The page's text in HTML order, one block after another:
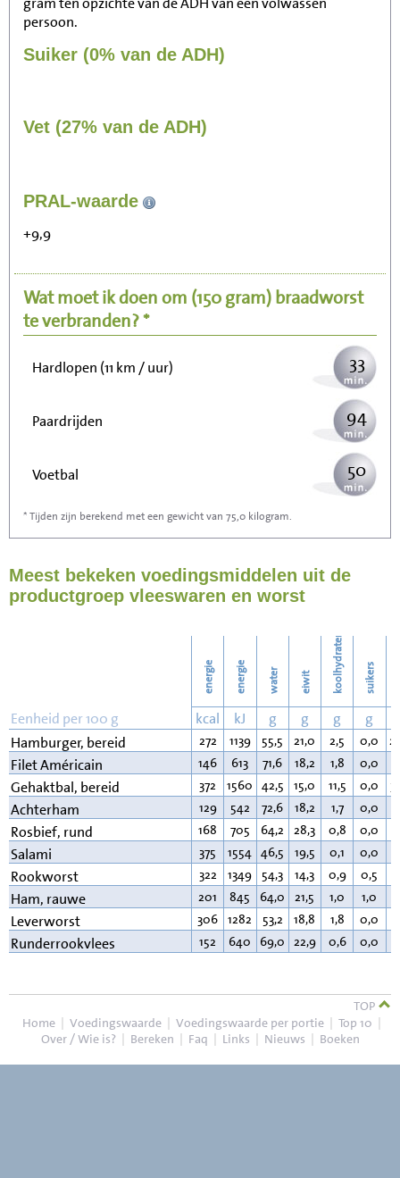
persoon.
Suiker (0% van de ADH)
Vet (27% van de ADH)
PRAL-waarde
+9,9
Wat moet ik doen om (150 gram)braadworst
te verbranden? *
Zitten, tv kijken
Wandelen (5 km/uur) 83
Hardlopen (11 km / uur) 33
Paardrijden 94
Voetbal 50
Stofzuigen
Strijken 163
188
* Tijden zijn berekend met een gewicht van 75,0 kilogram.
Meest bekeken voedingsmiddelen uit de
productgroep vleeswaren en worst
energie energie water eiwit koolhydraten suikers
Eenheid per 100 g kcal kJ g g g g
Hamburger, bereid
272 1139 55,5 21,0 2,5 0,0
Filet Américain 146 613 71,6 18,2 1,8 0,0
Gehaktbal, bereid 372 1560 42,5 15,0 11,5 0,0
Achterham 129 542 72,6 18,2 1,7 0,0
Rosbief, rund 168 705 64,2 28,3 0,8 0,0
Salami 375 1554 46,5 19,5 0,1 0,0
Rookworst 322 1349 54,3 14,3 0,9 0,5
Ham, rauwe 201 845 64,0 21,5 1,0 1,0
Leverworst 306 1282 53,2 18,8 1,8 0,0
Runderrookvlees 152 640 69,0 22,9 0,6 0,0
TOP
Home | Voedingswaarde | Voedingswaarde per portie | Top 10 |
Over / Wie is? | Bereken | Faq | Links | Nieuws | Boeken